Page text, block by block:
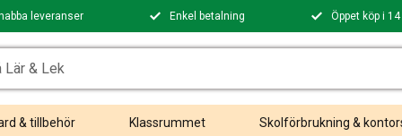
leveranser Enkel betalning Öppet köp i
& tillbehör Klassrummet Skolförbrukning &